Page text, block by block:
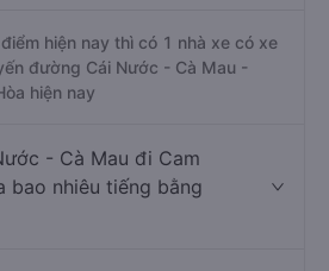
hiện nay thì có 1 nhà xe có xe
đường Cái Nước - Cà Mau -
hiện nay
- Cà Mau đi Cam
bao nhiêu tiếng bằng